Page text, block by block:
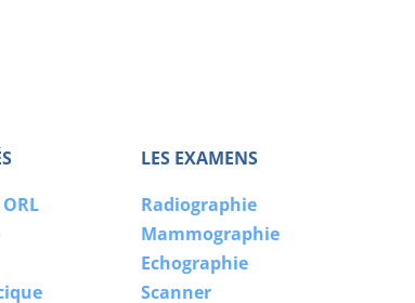
LES EXAMENS
Radiographie
Mammographie
Echographie
Scanner